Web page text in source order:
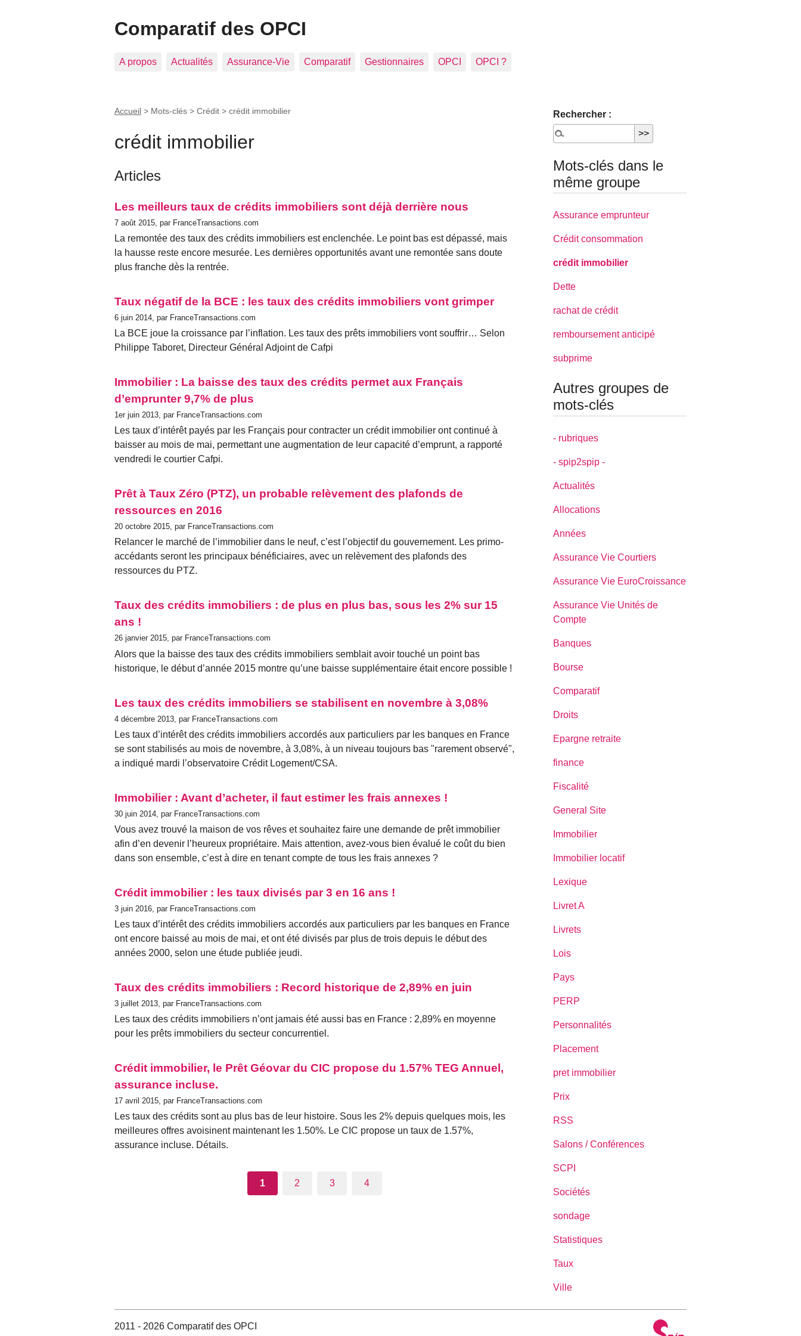
Comparatif des OPCI
A propos Actualités Assurance-Vie Comparatif Gestionnaires OPCI OPCI ?
Accueil > Mots-clés > Crédit > crédit immobilier
crédit immobilier
Articles
Les meilleurs taux de crédits immobiliers sont déjà derrière nous
7 août 2015, par FranceTransactions.com
La remontée des taux des crédits immobiliers est enclenchée. Le point bas est dépassé, mais
la hausse reste encore mesurée. Les dernières opportunités avant une remontée sans doute
plus franche dès la rentrée.
Taux négatif de la BCE : les taux des crédits immobiliers vont grimper
6 juin 2014, par FranceTransactions.com
La BCE joue la croissance par l’inflation. Les taux des prêts immobiliers vont souffrir… Selon
Philippe Taboret, Directeur Général Adjoint de Cafpi
Immobilier : La baisse des taux des crédits permet aux Français
d’emprunter 9,7% de plus
1er juin 2013, par FranceTransactions.com
Les taux d’intérêt payés par les Français pour contracter un crédit immobilier ont continué à
baisser au mois de mai, permettant une augmentation de leur capacité d’emprunt, a rapporté
vendredi le courtier Cafpi.
Prêt à Taux Zéro (PTZ), un probable relèvement des plafonds de
ressources en 2016
20 octobre 2015, par FranceTransactions.com
Relancer le marché de l’immobilier dans le neuf, c’est l’objectif du gouvernement. Les primo-
accédants seront les principaux bénéficiaires, avec un relèvement des plafonds des
ressources du PTZ.
Taux des crédits immobiliers : de plus en plus bas, sous les 2% sur 15
ans !
26 janvier 2015, par FranceTransactions.com
Alors que la baisse des taux des crédits immobiliers semblait avoir touché un point bas
historique, le début d’année 2015 montre qu’une baisse supplémentaire était encore possible !
Les taux des crédits immobiliers se stabilisent en novembre à 3,08%
4 décembre 2013, par FranceTransactions.com
Les taux d’intérêt des crédits immobiliers accordés aux particuliers par les banques en France
se sont stabilisés au mois de novembre, à 3,08%, à un niveau toujours bas "rarement observé",
a indiqué mardi l’observatoire Crédit Logement/CSA.
Immobilier : Avant d’acheter, il faut estimer les frais annexes !
30 juin 2014, par FranceTransactions.com
Vous avez trouvé la maison de vos rêves et souhaitez faire une demande de prêt immobilier
afin d’en devenir l’heureux propriétaire. Mais attention, avez-vous bien évalué le coût du bien
dans son ensemble, c’est à dire en tenant compte de tous les frais annexes ?
Crédit immobilier : les taux divisés par 3 en 16 ans !
3 juin 2016, par FranceTransactions.com
Les taux d’intérêt des crédits immobiliers accordés aux particuliers par les banques en France
ont encore baissé au mois de mai, et ont été divisés par plus de trois depuis le début des
années 2000, selon une étude publiée jeudi.
Taux des crédits immobiliers : Record historique de 2,89% en juin
3 juillet 2013, par FranceTransactions.com
Les taux des crédits immobiliers n’ont jamais été aussi bas en France : 2,89% en moyenne
pour les prêts immobiliers du secteur concurrentiel.
Crédit immobilier, le Prêt Géovar du CIC propose du 1.57% TEG Annuel,
assurance incluse.
17 avril 2015, par FranceTransactions.com
Les taux des crédits sont au plus bas de leur histoire. Sous les 2% depuis quelques mois, les
meilleures offres avoisinent maintenant les 1.50%. Le CIC propose un taux de 1.57%,
assurance incluse. Détails.
1 2 3 4
Rechercher :
Mots-clés dans le
même groupe
Assurance emprunteur
Crédit consommation
crédit immobilier
Dette
rachat de crédit
remboursement anticipé
subprime
Autres groupes de
mots-clés
- rubriques
- spip2spip -
Actualités
Allocations
Années
Assurance Vie Courtiers
Assurance Vie EuroCroissance
Assurance Vie Unités de
Compte
Banques
Bourse
Comparatif
Droits
Epargne retraite
finance
Fiscalité
General Site
Immobilier
Immobilier locatif
Lexique
Livret A
Livrets
Lois
Pays
PERP
Personnalités
Placement
pret immobilier
Prix
RSS
Salons / Conférences
SCPI
Sociétés
sondage
Statistiques
Taux
Ville
2011 - 2026 Comparatif des OPCI